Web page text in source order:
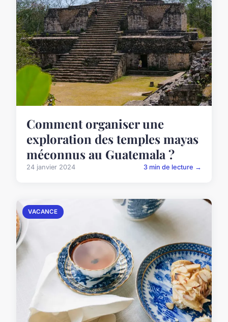
Comment organiser une
exploration des temples mayas
méconnus au Guatemala ?
24 janvier 2024 3 min de lecture →
VACANCE